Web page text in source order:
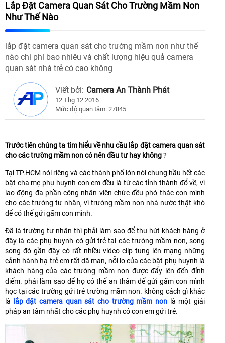
Lắp Đặt Camera Quan Sát Cho Trường Mầm Non
Như Thế Nào
lắp đặt camera quan sát cho trường mầm non như thế
nào chi phí bao nhiêu và chất lượng hiệu quả camera
quan sát nhà trẻ có cao không
Viết bởi: Camera An Thành Phát
12 Thg 12 2016
Mức độ quan tâm: 27845
Trước tiên chúng ta tìm hiểu về nhu cầu lắp đặt camera quan sát
cho các trường mầm non có nên đầu tư hay không?
Tại TP.HCM nói riêng và các thành phố lớn nói chung hầu hết các
bật cha mẹ phụ huynh con em đều là từ các tỉnh thành đổ về, vì
lao động đa phần công nhân viên chức đều phó thác con mình
cho các trường tư nhân, vì trường mầm non nhà nước thật khó
để có thể gửi gấm con mình.
Đã là trường tư nhân thì phải làm sao để thu hút khách hàng ở
đây là các phụ huynh có gửi trẻ tại các trường mầm non, song
song đó gần đây có rất nhiều video clip tung lên mạng những
cảnh hành hạ trẻ em rất dã man, nỗi lo của các bật phụ huynh là
khách hàng của các trường mầm non được đẩy lên đến đỉnh
điểm. phải làm sao để họ có thể an thâm để gửi gấm con mình
học tại các trường gửi trẻ trường mầm non. không cách gì khác
là
lắp đặt camera quan sát cho trường mầm non là một giải
pháp an tâm nhất cho các phụ huynh có con em gửi trẻ.